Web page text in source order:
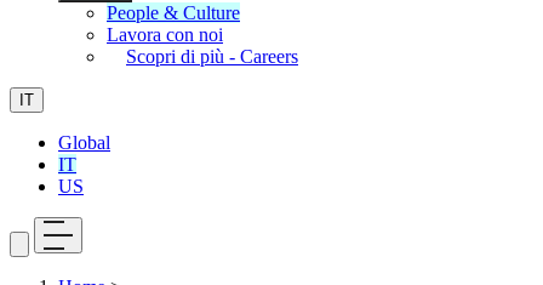
People & Culture
Lavora con noi
Scopri di più - Careers
IT
Global
IT
US